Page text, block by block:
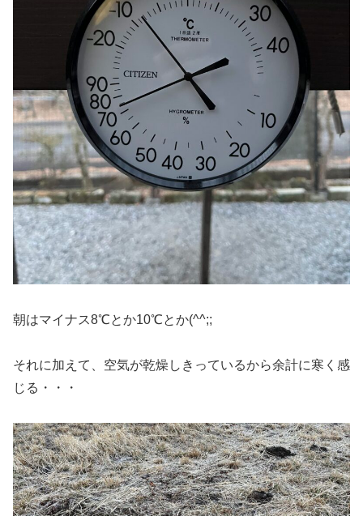
朝はマイナス8℃とか10℃とか(^^;;
それに加えて、空気が乾燥しきっているから余計に寒く感
じる・・・